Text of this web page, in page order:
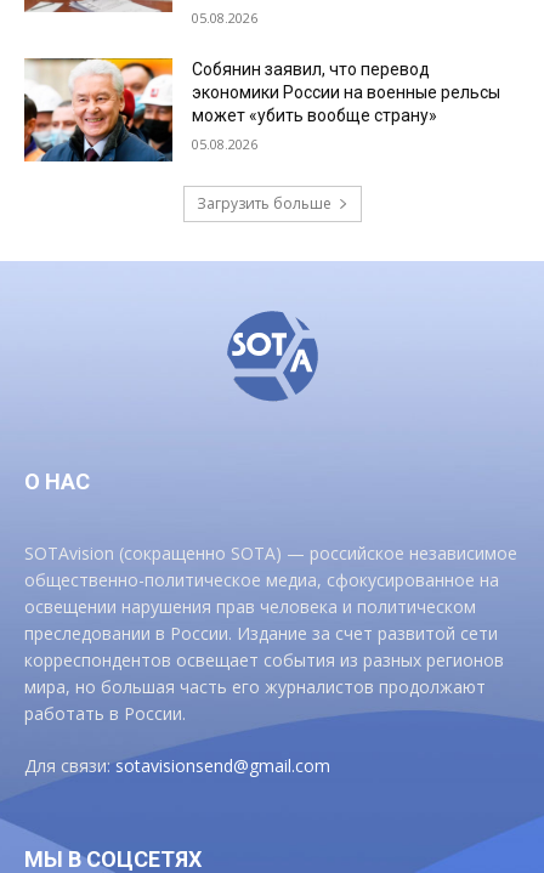
05.08.2026
Собянин заявил, что перевод
экономики России на военные рельсы
может «убить вообще страну»
05.08.2026
Загрузить больше
О НАС
SOTAvision (сокращенно SOTA) — российское независимое
общественно-политическое медиа, сфокусированное на
освещении нарушения прав человека и политическом
преследовании в России. Издание за счет развитой сети
корреспондентов освещает события из разных регионов
мира, но большая часть его журналистов продолжают
работать в России.
Для связи:sotavisionsend@gmail.com
МЫ В СОЦСЕТЯХ